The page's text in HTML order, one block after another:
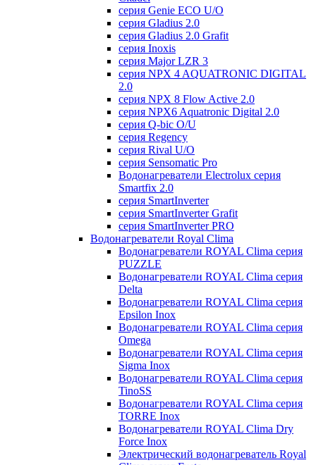
серия Genie ECO U/О
серия Gladius 2.0
серия Gladius 2.0 Grafit
серия Inoxis
серия Major LZR 3
серия NPX 4 AQUATRONIC DIGITAL
2.0
серия NPX 8 Flow Active 2.0
серия NPX6 Aquatronic Digital 2.0
серия Q-bic O/U
серия Regency
серия Rival U/О
серия Sensomatic Pro
Водонагреватели Electrolux серия
Smartfix 2.0
серия SmartInverter
серия SmartInverter Grafit
серия SmartInverter PRO
Водонагреватели Royal Clima
Водонагреватели ROYAL Clima серия
PUZZLE
Водонагреватели ROYAL Clima серия
Delta
Водонагреватели ROYAL Clima серия
Epsilon Inox
Водонагреватели ROYAL Clima серия
Omega
Водонагреватели ROYAL Clima серия
Sigma Inox
Водонагреватели ROYAL Clima серия
TinoSS
Водонагреватели ROYAL Clima серия
TORRE Inox
Водонагреватели ROYAL Clima Dry
Force Inox
Электрический водонагреватель Royal